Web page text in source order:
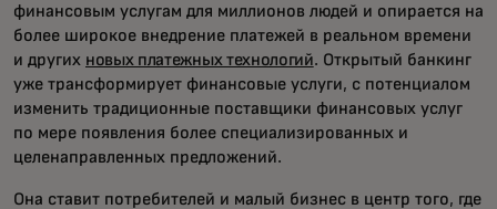
финансовым услугам для миллионов людей и опирается на
более широкое внедрение платежей в реальном времени
и других новых платежных технологий. Открытый банкинг
уже трансформирует финансовые услуги, с потенциалом
изменить традиционные поставщики финансовых услуг
по мере появления более специализированных и
целенаправленных предложений.
Она ставит потребителей и малый бизнес в центр того, где